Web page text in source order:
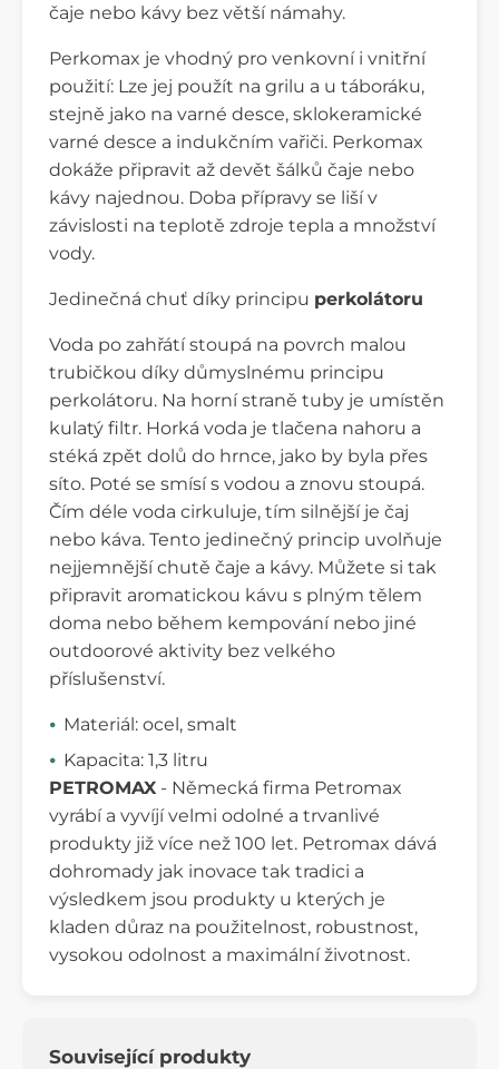
čaje nebo kávy bez větší námahy.
Perkomax je vhodný pro venkovní i vnitřní
použití: Lze jej použít na grilu a u táboráku,
stejně jako na varné desce, sklokeramické
varné desce a indukčním vařiči. Perkomax
dokáže připravit až devět šálků čaje nebo
kávy najednou. Doba přípravy se liší v
závislosti na teplotě zdroje tepla a množství
vody.
Jedinečná chuť díky principu perkolátoru
Voda po zahřátí stoupá na povrch malou
trubičkou díky důmyslnému principu
perkolátoru. Na horní straně tuby je umístěn
kulatý filtr. Horká voda je tlačena nahoru a
stéká zpět dolů do hrnce, jako by byla přes
síto. Poté se smísí s vodou a znovu stoupá.
Čím déle voda cirkuluje, tím silnější je čaj
nebo káva. Tento jedinečný princip uvolňuje
nejjemnější chutě čaje a kávy. Můžete si tak
připravit aromatickou kávu s plným tělem
doma nebo během kempování nebo jiné
outdoorové aktivity bez velkého
příslušenství.
Materiál: ocel, smalt
Kapacita: 1,3 litru
PETROMAX - Německá firma Petromax
vyrábí a vyvíjí velmi odolné a trvanlivé
produkty již více než 100 let. Petromax dává
dohromady jak inovace tak tradici a
výsledkem jsou produkty u kterých je
kladen důraz na použitelnost, robustnost,
vysokou odolnost a maximální životnost.
Související produkty